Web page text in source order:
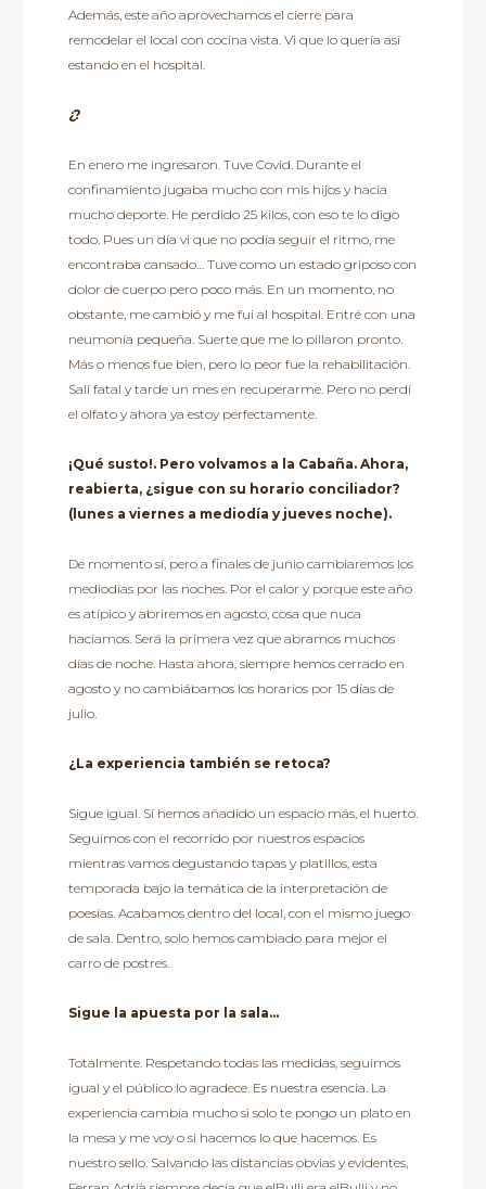
Además, este año aprovechamos el cierre para
remodelar el local con cocina vista. Vi que lo quería así
estando en el hospital.
¿?
En enero me ingresaron. Tuve Covid. Durante el
confinamiento jugaba mucho con mis hijos y hacía
mucho deporte. He perdido 25 kilos, con eso te lo digo
todo. Pues un día vi que no podía seguir el ritmo, me
encontraba cansado… Tuve como un estado griposo con
dolor de cuerpo pero poco más. En un momento, no
obstante, me cambió y me fui al hospital. Entré con una
neumonía pequeña. Suerte que me lo pillaron pronto.
Más o menos fue bien, pero lo peor fue la rehabilitación.
Salí fatal y tarde un mes en recuperarme. Pero no perdí
el olfato y ahora ya estoy perfectamente.
¡Qué susto!. Pero volvamos a la Cabaña. Ahora,
reabierta, ¿sigue con su horario conciliador?
(lunes a viernes a mediodía y jueves noche).
De momento sí, pero a finales de junio cambiaremos los
mediodías por las noches. Por el calor y porque este año
es atípico y abriremos en agosto, cosa que nuca
hacíamos. Será la primera vez que abramos muchos
días de noche. Hasta ahora, siempre hemos cerrado en
agosto y no cambiábamos los horarios por 15 días de
julio.
¿La experiencia también se retoca?
Sigue igual. Sí hemos añadido un espacio más, el huerto.
Seguimos con el recorrido por nuestros espacios
mientras vamos degustando tapas y platillos, esta
temporada bajo la temática de la interpretación de
poesías. Acabamos dentro del local, con el mismo juego
de sala. Dentro, solo hemos cambiado para mejor el
carro de postres.
Sigue la apuesta por la sala…
Totalmente. Respetando todas las medidas, seguimos
igual y el público lo agradece. Es nuestra esencia. La
experiencia cambia mucho si solo te pongo un plato en
la mesa y me voy o si hacemos lo que hacemos. Es
nuestro sello. Salvando las distancias obvias y evidentes,